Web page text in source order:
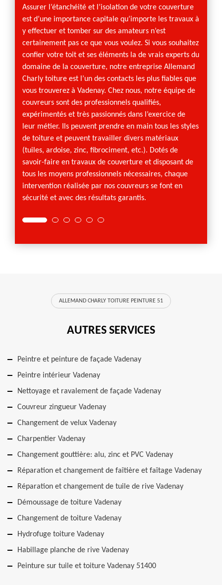
Assurer l’étanchéité et l’isolation de votre couverture
est d’une importance capitale qu’importe les travaux à
y effectuer et tomber sur des amateurs n’est
certainement pas ce que vous voulez. Si vous souhaitez
confier votre toit et ses éléments la de vrais experts du
domaine de la couverture, notre entreprise Allemand
Charly toiture est l’un des contacts les plus fiables que
vous trouverez à Vadenay. Chez nous, notre équipe de
couvreurs sont des professionnels qualifiés,
expérimentés et très passionnés dans l’exercice de
leur métier. Ils peuvent prendre en main tous les styles
de toiture et peuvent travailler divers matériaux
(tuiles, ardoise, zinc, fibrociment, etc.). Dotés de
savoir-faire en travaux de couverture et disposant de
tous les moyens professionnels nécessaires, chaque
intervention réalisée par nos couvreurs se font en
sécurité et avec des résultats garantis.
ALLEMAND CHARLY TOITURE PEINTURE 51
AUTRES SERVICES
Peintre et peinture de façade Vadenay
Peintre intérieur Vadenay
Nettoyage et ravalement de façade Vadenay
Couvreur zingueur Vadenay
Changement de velux Vadenay
Charpentier Vadenay
Changement gouttière: alu, zinc et PVC Vadenay
Réparation et changement de faîtière et faîtage Vadenay
Réparation et changement de tuile de rive Vadenay
Démoussage de toiture Vadenay
Changement de toiture Vadenay
Hydrofuge toiture Vadenay
Habillage planche de rive Vadenay
Peinture sur tuile et toiture Vadenay 51400